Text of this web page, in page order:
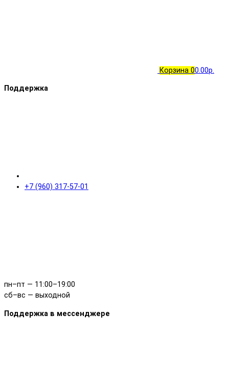
Корзина 00.00р.
Поддержка
+7 (960) 317-57-01
пн–пт — 11:00–19:00
сб–вс — выходной
Поддержка в мессенджере